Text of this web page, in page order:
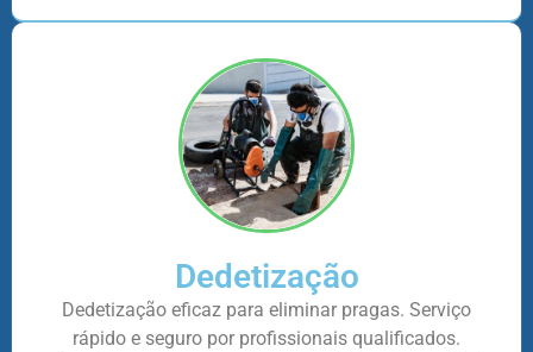
Dedetização
Dedetização eficaz para eliminar pragas. Serviço
rápido e seguro por profissionais qualificados.